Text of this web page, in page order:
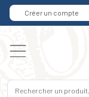
Créer un compte